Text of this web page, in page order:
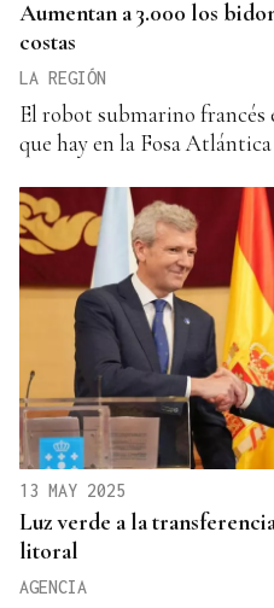
Aumentan a 3.000 los
costas
LA REGIÓN
El robot submarino francés
que hay en la Fosa
13 MAY 2025
Luz verde a la
litoral
AGENCIA